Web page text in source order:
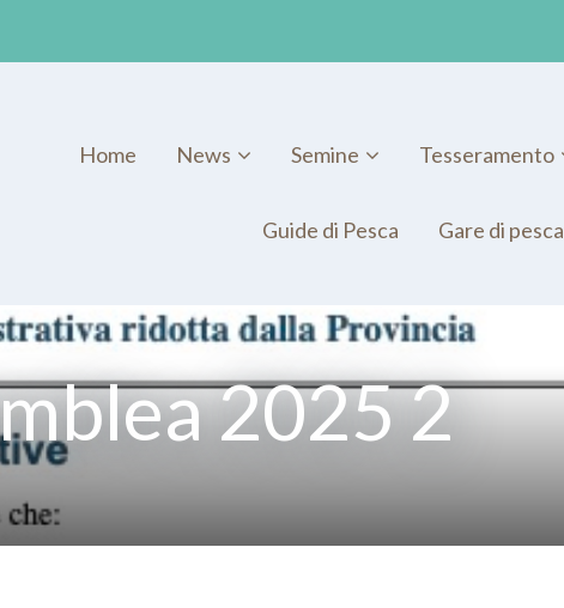
Home News Semine Tesseramento
Guide di Pesca Gare di pesca
2025 2